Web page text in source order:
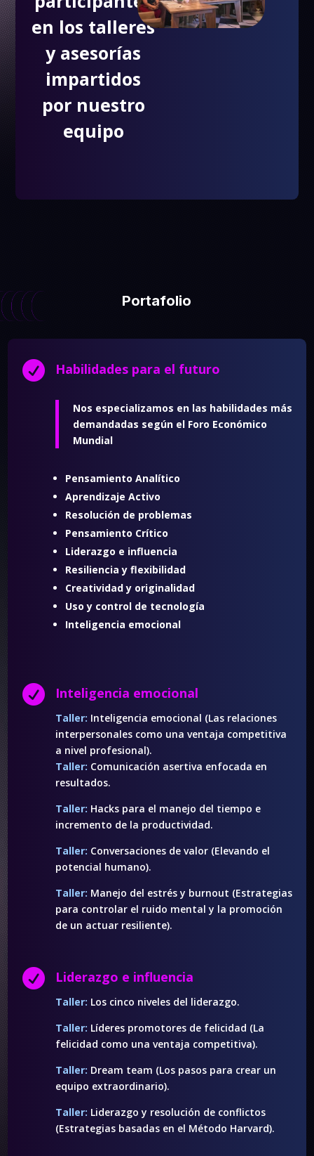
en los talleres
y asesorías
impartidos
por nuestro
equipo
Portafolio
 Habilidades para el futuro
Nos especializamos en las habilidades más
demandadas según el Foro Económico
Mundial
Pensamiento Analítico
Aprendizaje Activo
Resolución de problemas
Pensamiento Crítico
Liderazgo e influencia
Resiliencia y flexibilidad
Creatividad y originalidad
Uso y control de tecnología
Inteligencia emocional
 Inteligencia emocional
Taller: Inteligencia emocional (Las relaciones
interpersonales como una ventaja competitiva
a nivel profesional).
Taller: Comunicación asertiva enfocada en
resultados.
Taller: Hacks para el manejo del tiempo e
incremento de la productividad.
Taller: Conversaciones de valor (Elevando el
potencial humano).
Taller: Manejo del estrés y burnout (Estrategias
para controlar el ruido mental y la promoción
de un actuar resiliente).
 Liderazgo e influencia
Taller: Los cinco niveles del liderazgo.
Taller: Líderes promotores de felicidad (La
felicidad como una ventaja competitiva).
Taller: Dream team (Los pasos para crear un
equipo extraordinario).
Taller: Liderazgo y resolución de conflictos
(Estrategias basadas en el Método Harvard).